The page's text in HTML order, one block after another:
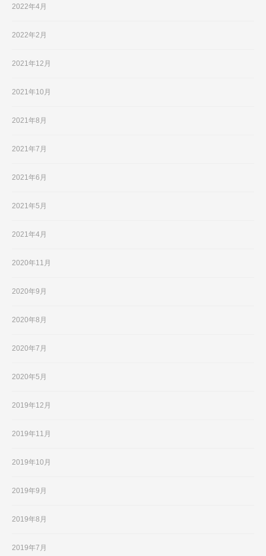
2022年4月
2022年2月
2021年12月
2021年10月
2021年8月
2021年7月
2021年6月
2021年5月
2021年4月
2020年11月
2020年9月
2020年8月
2020年7月
2020年5月
2019年12月
2019年11月
2019年10月
2019年9月
2019年8月
2019年7月